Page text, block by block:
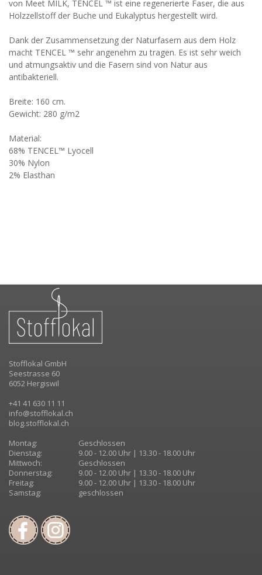
von Meet MILK, TENCEL ™ ist eine regenerierte Faser, die aus
Holzzellstoff der Buche und Eukalyptus hergestellt wird.
Dank der Zusammensetzung der Naturfasern aus dem Holz
macht TENCEL ™ sehr angenehm zu tragen. Es ist sehr weich
und atmungsaktiv und die Fasern sind von Natur aus
antibakteriell.
Breite: 160 cm.
Gewicht: 280 g/m2
Material:
68% TENCEL™ Lyocell
30% Nylon
2% Elasthan
Stofflokal GmbH
Seestrasse 60
6052 Hergiswil
+41 41 630 11 11
info@stofflokal.ch
blog.stofflokal.ch
Montag:
Geschlossen
Dienstag:
9.00 - 12.00 Uhr | 13.30 - 18.00 Uhr
Mittwoch:
Geschlossen
Donnerstag:
9.00 - 12.00 Uhr | 13.30 - 18.00 Uhr
Freitag:
9.00 - 12.00 Uhr | 13.30 - 18.00 Uhr
Samstag:
geschlossen